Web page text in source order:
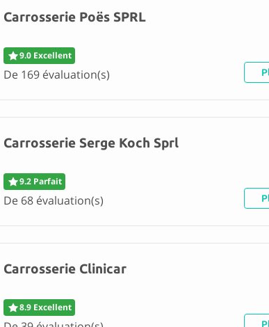
Carrosserie Poës SPRL
9.0 Excellent
De 169 évaluation(s)
Carrosserie Serge Koch Sprl
9.2 Parfait
De 68 évaluation(s)
Carrosserie Clinicar
8.9 Excellent